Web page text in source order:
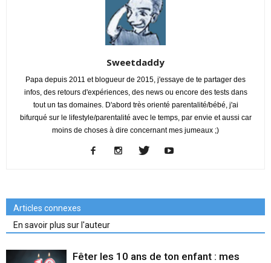
Sweetdaddy
Papa depuis 2011 et blogueur de 2015, j'essaye de te partager des
infos, des retours d'expériences, des news ou encore des tests dans
tout un tas domaines. D'abord très orienté parentalité/bébé, j'ai
bifurqué sur le lifestyle/parentalité avec le temps, par envie et aussi car
moins de choses à dire concernant mes jumeaux ;)
Articles connexes
En savoir plus sur l'auteur
Fêter les 10 ans de ton enfant : mes